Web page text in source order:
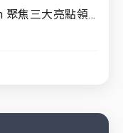
國科會TTA七度揮軍歐洲VivaTech 聚焦三大亮點領域 臺灣新創科技力倍受國際矚目